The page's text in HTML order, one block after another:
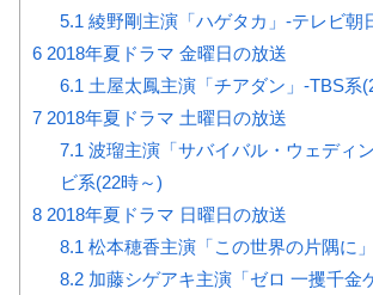
5.1 綾野剛主演「ハゲタカ」-テレビ朝
6 2018年夏ドラマ 金曜日の放送
6.1 土屋太鳳主演「チアダン」-TBS系
7 2018年夏ドラマ 土曜日の放送
7.1 波瑠主演「サバイバル・ウェディ
ビ系(22時～)
8 2018年夏ドラマ 日曜日の放送
8.1 松本穂香主演「この世界の片隅に
8.2加藤シゲアキ主演「ゼロ 一攫千金